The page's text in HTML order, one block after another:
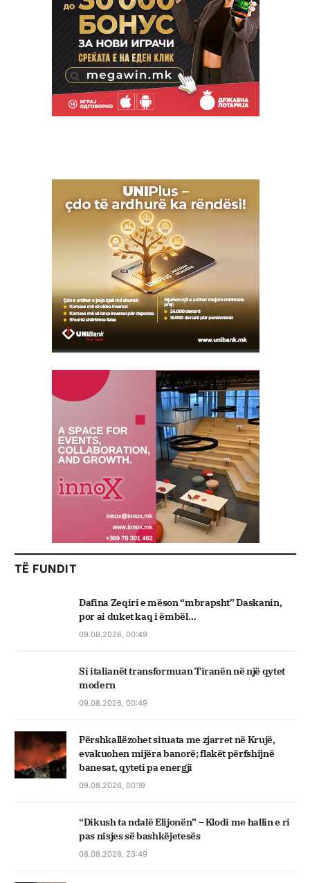
TË FUNDIT
Dafina Zeqiri e mëson “mbrapsht” Daskanin,
por ai duket kaq i ëmbël…
09.08.2026, 00:49
Si italianët transformuan Tiranën në një qytet
modern
09.08.2026, 00:49
Përshkallëzohet situata me zjarret në Krujë,
evakuohen mijëra banorë; flakët përfshijnë
banesat, qyteti pa energji
09.08.2026, 00:19
“Dikush ta ndalë Elijonën” – Klodi me hallin e ri
pas nisjes së bashkëjetesës
08.08.2026, 23:49